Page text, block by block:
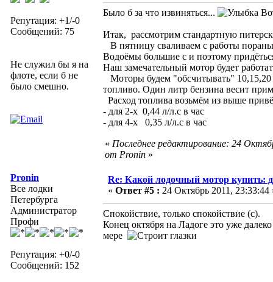
Репутация: +1/-0
Сообщений: 75
Не служил бы я на
флоте, если б не
было смешно.
Было б за что извиняться...
Итак, рассмотрим стандартную
В пятницу сваливаем с работы
Водоёмы большие с и поэтому
Наш замечательный мотор будет
Моторы будем "обсчитывать"
топливо. Один литр бензина весит
Расход топлива возьмём из выше
- для 2-х 0,44 л/л.с в час
- для 4-х 0,35 л/л.с в час
« Последнее редактирование: 24
от Pronin »
Pronin
Все лодки
Петербурга
Администратор
Профи
Репутация: +0/-0
Сообщений: 152
Re: Какой лодочный мотор купить:
« Ответ #5 : 24 Октябрь 2011, 23:33:44
Спокойствие, только спокойствие (с).
Конец октября на Ладоге это уже
мере